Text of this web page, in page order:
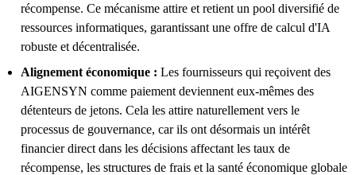
récompense. Ce mécanisme attire et retient un pool diversifié de
ressources informatiques, garantissant une offre de calcul d'IA
robuste et décentralisée.
Alignement économique : Les fournisseurs qui reçoivent des
AIGENSYN comme paiement deviennent eux-mêmes des
détenteurs de jetons. Cela les attire naturellement vers le
processus de gouvernance, car ils ont désormais un intérêt
financier direct dans les décisions affectant les taux de
récompense, les structures de frais et la santé économique globale